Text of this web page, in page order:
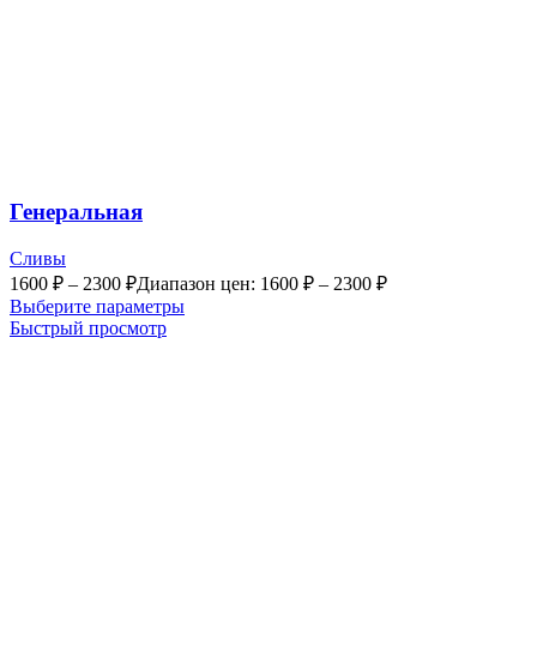
Генеральная
Сливы
1600 ₽ – 2300 ₽Диапазон цен: 1600 ₽ – 2300 ₽
Выберите параметры
Быстрый просмотр